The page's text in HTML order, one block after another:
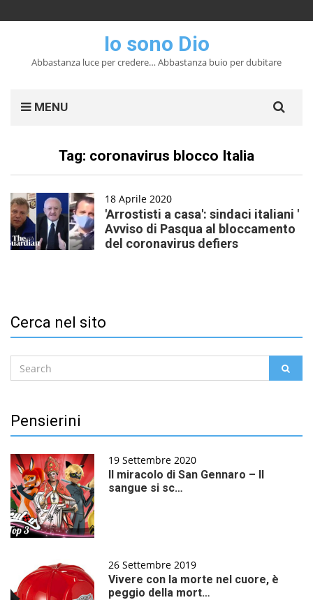
Io sono Dio
Abbastanza luce per credere… Abbastanza buio per dubitare
MENU
for:
Tag: coronavirus blocco Italia
18 Aprile 2020
'Arrostisti a casa': sindaci italiani '
Avviso di Pasqua al bloccamento
del coronavirus defiers
Cerca nel sito
Search
for:
Pensierini
19 Settembre 2020
Il miracolo di San Gennaro – Il
sangue si sc…
26 Settembre 2019
Vivere con la morte nel cuore, è
peggio della mort…